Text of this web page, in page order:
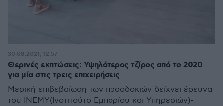
Θερινές εκπτώσεις: Υψηλότερος τζίρος από το 2020
για μία στις τρεις επιχειρήσεις
Μερική επιβεβαίωση των προσδοκιών δείχνει έρευνα
του ΙΝΕΜΥ(Ινστιτούτο Εμπορίου και Υπηρεσιών)-
30.08.2021, 12:57